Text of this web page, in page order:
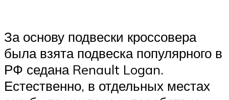
За основу подвески кроссовера
была взята подвеска популярного в
РФ седана Renault Logan.
Естественно, в отдельных местах